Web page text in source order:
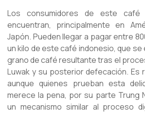
Los consumidores de este
encuentran, principalmente en
Japón. Pueden llegar a pagar entre
un kilo de este café indonesio, que se
grano de café resultante tras el
Luwak y su posterior defecación. Es
aunque quienes prueban esta
merece la pena, por su parte Trung
un mecanismo similar al proceso